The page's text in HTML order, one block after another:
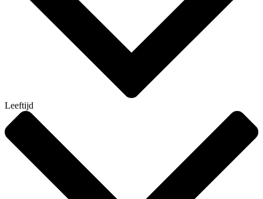
Leeftijd